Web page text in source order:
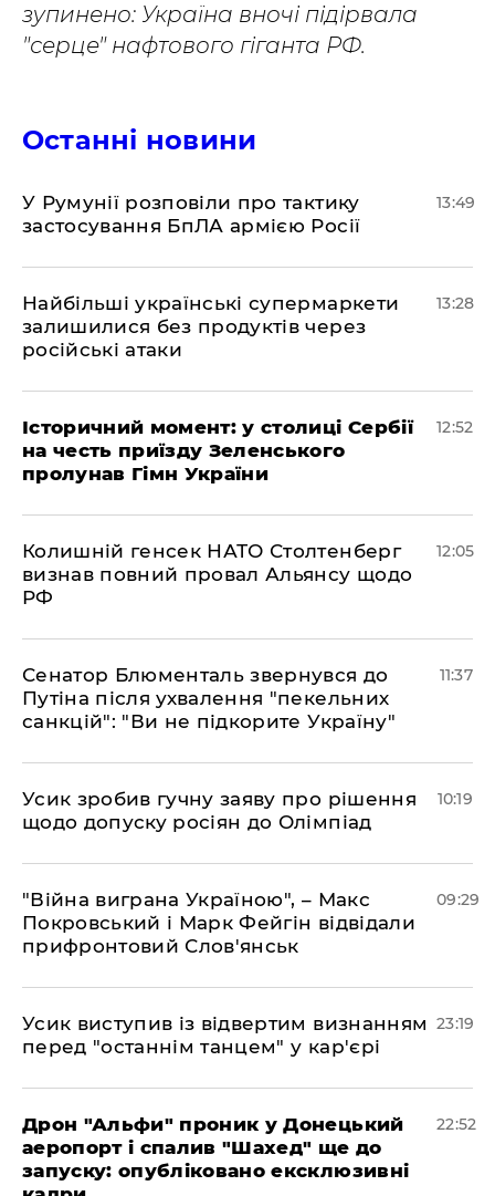
зупинено: Україна вночі підірвала
"серце" нафтового гіганта РФ.
Останні новини
У Румунії розповіли про тактику
застосування БпЛА армією Росії
13:49
Найбільші українські супермаркети
залишилися без продуктів через
російські атаки
13:28
Історичний момент: у столиці Сербії
на честь приїзду Зеленського
пролунав Гімн України
12:52
Колишній генсек НАТО Столтенберг
визнав повний провал Альянсу щодо
РФ
12:05
Сенатор Блюменталь звернувся до
Путіна після ухвалення "пекельних
санкцій": "Ви не підкорите Україну"
11:37
Усик зробив гучну заяву про рішення
щодо допуску росіян до Олімпіад
10:19
"Війна виграна Україною", – Макс
Покровський і Марк Фейгін відвідали
прифронтовий Слов'янськ
09:29
​Усик виступив із відвертим визнанням
перед "останнім танцем" у кар'єрі
23:19
​Дрон "Альфи" проник у Донецький
аеропорт і спалив "Шахед" ще до
запуску: опубліковано ексклюзивні
22:52